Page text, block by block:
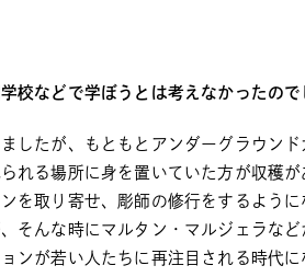
校などで学ぼうとは考えなかったので
したが、もともとアンダーグラウンド
れる場所に身を置いていた方が収穫が
を取り寄せ、彫師の修行をするように
そんな時にマルタン・マルジェラなど
ンが若い人たちに再注目される時代に